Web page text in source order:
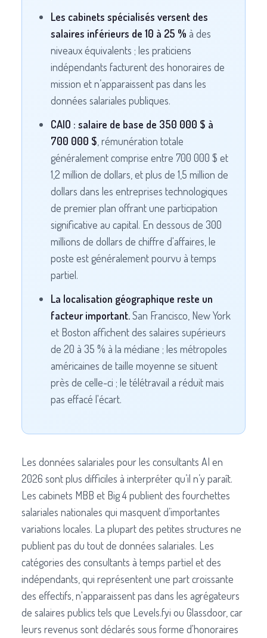
Les cabinets spécialisés versent des
salaires inférieurs de 10 à 25 % à des
niveaux équivalents ; les praticiens
indépendants facturent des honoraires de
mission et n’apparaissent pas dans les
données salariales publiques.
CAIO : salaire de base de 350 000 $ à
700 000 $ , rémunération totale
généralement comprise entre 700 000 $ et
1,2 million de dollars, et plus de 1,5 million de
dollars dans les entreprises technologiques
de premier plan offrant une participation
significative au capital. En dessous de 300
millions de dollars de chiffre d'affaires, le
poste est généralement pourvu à temps
partiel.
La localisation géographique reste un
facteur important.San Francisco, New York
et Boston affichent des salaires supérieurs
de 20 à 35 % à la médiane ; les métropoles
américaines de taille moyenne se situent
près de celle-ci ; le télétravail a réduit mais
pas effacé l'écart.
Les données salariales pour les consultants AI en
2026 sont plus difficiles à interpréter qu’il n’y paraît.
Les cabinets MBB et Big 4 publient des fourchettes
salariales nationales qui masquent d’importantes
variations locales. La plupart des petites structures ne
publient pas du tout de données salariales. Les
catégories des consultants à temps partiel et des
indépendants, qui représentent une part croissante
des effectifs, n'apparaissent pas dans les agrégateurs
de salaires publics tels que Levels.fyi ou Glassdoor, car
leurs revenus sont déclarés sous forme d'honoraires